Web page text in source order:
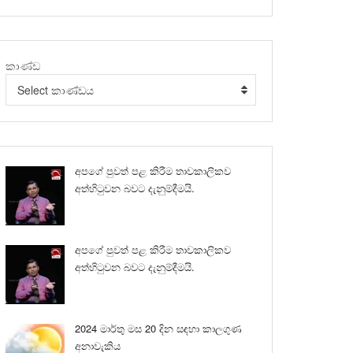
කාණ්ඩ
Select කාණ්ඩය
අපගේ පුවත් පළ කිරීම තාවකාලිකව
අත්හිටුවන බවට දැනුම්දීමයි.
අපගේ පුවත් පළ කිරීම තාවකාලිකව
අත්හිටුවන බවට දැනුම්දීමයි.
2024 මාර්තු මස 20 දින සඳහා කාලගුණ
අනාවැකිය